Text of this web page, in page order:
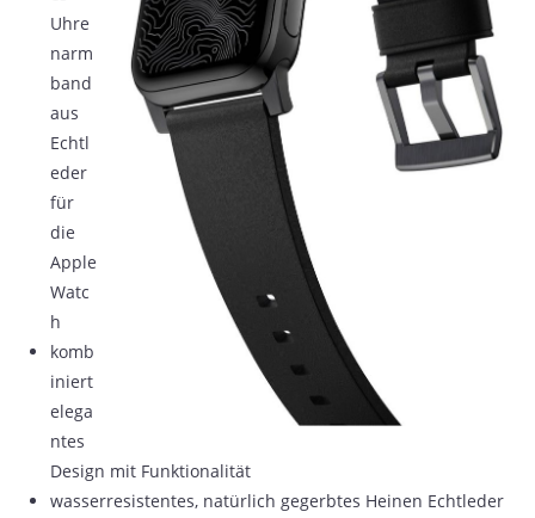
Uhre
narm
band
aus
Echtl
eder
für
die
Apple
Watc
h
komb
iniert
elega
ntes
Design mit Funktionalität
wasserresistentes, natürlich gegerbtes Heinen Echtleder